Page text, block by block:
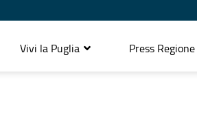
Vivi la Puglia Press Regione